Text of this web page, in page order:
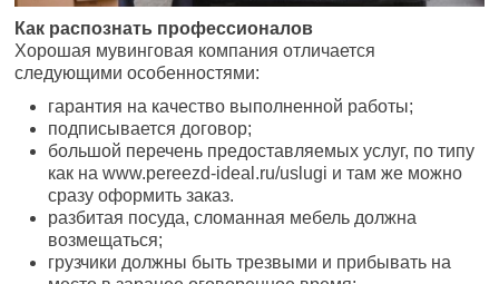
Как распознать профессионалов
Хорошая мувинговая компания отличается
следующими особенностями:
гарантия на качество выполненной работы;
подписывается договор;
большой перечень предоставляемых услуг, по типу
как на www.pereezd-ideal.ru/uslugi и там же можно
сразу оформить заказ.
разбитая посуда, сломанная мебель должна
возмещаться;
грузчики должны быть трезвыми и прибывать на